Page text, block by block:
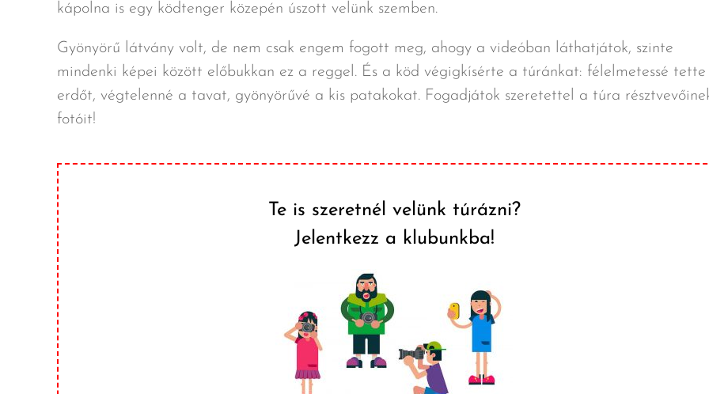
kápolna is egy ködtenger közepén úszott velünk szemben.
Gyönyörű látvány volt, de nem csak engem fogott meg, ahogy a videóban láthatjátok, szinte
mindenki képei között előbukkan ez a reggel. És a köd végigkísérte a túránkat: félelmetessé tette
erdőt, végtelenné a tavat, gyönyörűvé a kis patakokat. Fogadjátok szeretettel a túra
fotóit!
Te is szeretnél velünk túrázni?
Jelentkezz a klubunkba!